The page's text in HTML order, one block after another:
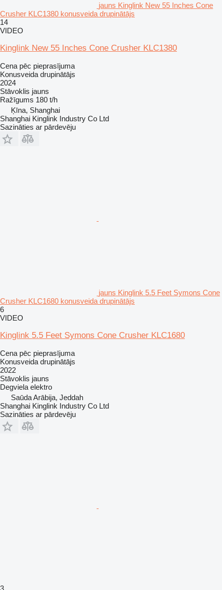
jauns Kinglink New 55 Inches Cone
Crusher KLC1380 konusveida drupinātājs
14
VIDEO
Kinglink New 55 Inches Cone Crusher KLC1380
Cena pēc pieprasījuma
Konusveida drupinātājs
2024
Stāvoklis jauns
Ražīgums 180 t/h
Ķīna, Shanghai
Shanghai Kinglink Industry Co Ltd
Sazināties ar pārdevēju
jauns Kinglink 5.5 Feet Symons Cone
Crusher KLC1680 konusveida drupinātājs
6
VIDEO
Kinglink 5.5 Feet Symons Cone Crusher KLC1680
Cena pēc pieprasījuma
Konusveida drupinātājs
2022
Stāvoklis jauns
Degviela elektro
Saūda Arābija, Jeddah
Shanghai Kinglink Industry Co Ltd
Sazināties ar pārdevēju
3